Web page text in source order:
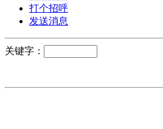
打个招呼
发送消息
关键字：